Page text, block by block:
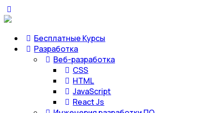
Бесплатные Курсы
Разработка
Веб-разработка
CSS
HTML
JavaScript
React Js